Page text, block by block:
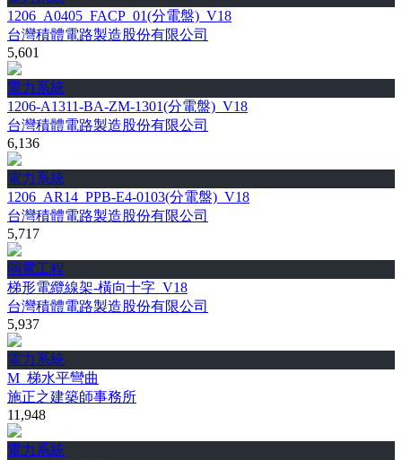
1206_A0405_FACP_01(分電盤)_V18
台灣積體電路製造股份有限公司
5,601
電力系統
1206-A1311-BA-ZM-1301(分電盤)_V18
台灣積體電路製造股份有限公司
6,136
電力系統
1206_AR14_PPB-E4-0103(分電盤)_V18
台灣積體電路製造股份有限公司
5,717
弱電工程
梯形電纜線架-橫向十字_V18
台灣積體電路製造股份有限公司
5,937
電力系統
M_梯水平彎曲
施正之建築師事務所
11,948
電力系統